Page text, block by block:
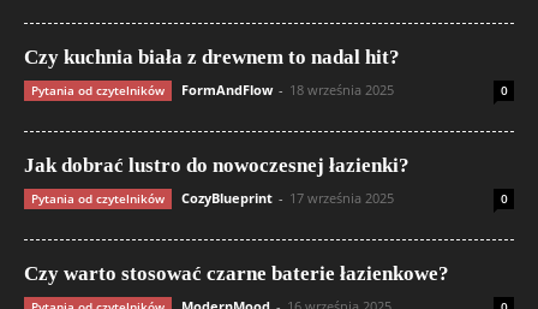
Czy kuchnia biała z drewnem to nadal hit?
Pytania od czytelników FormAndFlow - 18 września 2025 0
Jak dobrać lustro do nowoczesnej łazienki?
Pytania od czytelników CozyBlueprint - 17 września 2025 0
Czy warto stosować czarne baterie łazienkowe?